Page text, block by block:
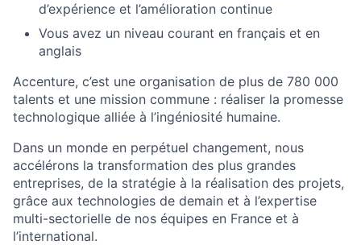
d’expérience et l’amélioration continue
Vous avez un niveau courant en français et en
anglais
Accenture, c’est une organisation de plus de 780 000
talents et une mission commune : réaliser la promesse
technologique alliée à l’ingéniosité humaine.
Dans un monde en perpétuel changement, nous
accélérons la transformation des plus grandes
entreprises, de la stratégie à la réalisation des projets,
grâce aux technologies de demain et à l’expertise
multi-sectorielle de nos équipes en France et à
l’international.